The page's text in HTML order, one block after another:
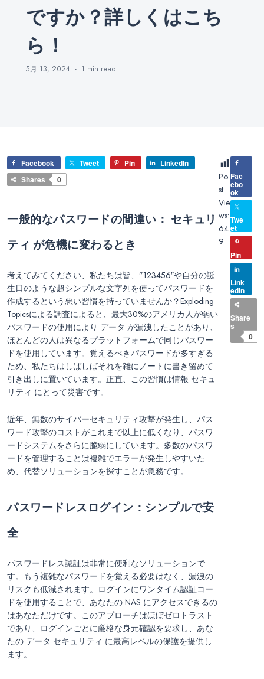
ですか？詳しくはこち
ら！
5月 13, 2024 1 min read
Facebook Tweet Pin
LinkedIn
Shares
0
一般的なパスワードの間違い： セキュリ
ティ が危機に変わるとき
考えてみてください、私たちは皆、”123456″や自分の誕
生日のような超シンプルな文字列を使ってパスワードを
作成するという悪い習慣を持っていませんか？Exploding
Topicsによる調査によると、最大30%のアメリカ人が弱い
パスワードの使用により データ が漏洩したことがあり、
ほとんどの人は異なるプラットフォームで同じパスワー
ドを使用しています。覚えるべきパスワードが多すぎる
ため、私たちはしばしばそれを雑にノートに書き留めて
引き出しに置いています。正直、この習慣は情報 セキュ
リティ にとって災害です。
近年、無数のサイバーセキュリティ攻撃が発生し、パス
ワード攻撃のコストがこれまで以上に低くなり、パスワ
ードシステムをさらに脆弱にしています。多数のパスワ
ードを管理することは複雑でエラーが発生しやすいた
め、代替ソリューションを探すことが急務です。
パスワードレスログイン：シンプルで安
全
パスワードレス認証は非常に便利なソリューションで
す。もう複雑なパスワードを覚える必要はなく、漏洩の
リスクも低減されます。ログインにワンタイム認証コー
ドを使用することで、あなたの NAS にアクセスできるの
はあなただけです。このアプローチはほぼゼロトラスト
であり、ログインごとに厳格な身元確認を要求し、あな
たの データ セキュリティ に最高レベルの保護を提供し
ます。
Po
st
Vie
ws:
64
9
Fac
ebo
ok
Twe
et
Pin
Link
edIn
Share
s
0